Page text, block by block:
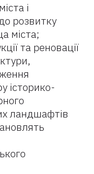
і
розвитку
міста;
та реновації
історико-
ландшафтів